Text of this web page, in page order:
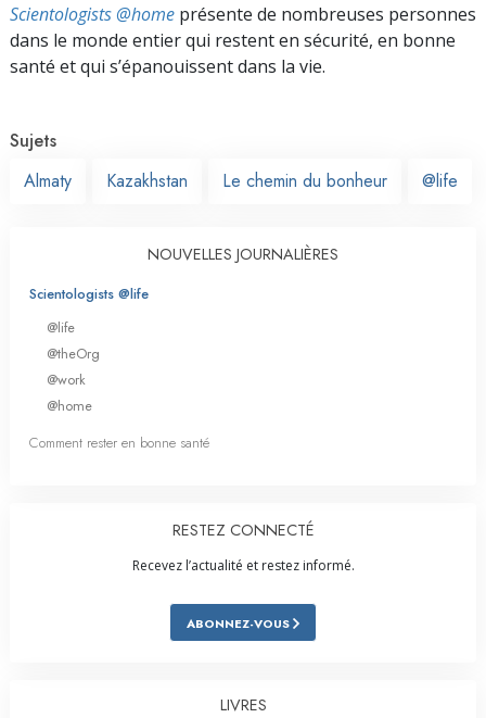
Scientologists @home présente de nombreuses personnes
dans le monde entier qui restent en sécurité, en bonne
santé et qui s’épanouissent dans la vie.
Sujets
Almaty
Kazakhstan Le chemin du bonheur @life
NOUVELLES JOURNALIÈRES
Scientologists @life
@life
@theOrg
@work
@home
Comment rester en bonne santé
RESTEZ CONNECTÉ
Recevez l’actualité et restez informé.
ABONNEZ-VOUS
LIVRES